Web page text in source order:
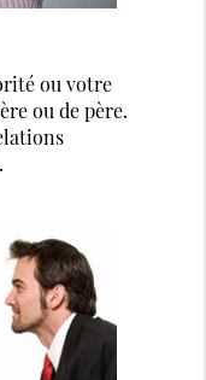
ou votre
ou de père.